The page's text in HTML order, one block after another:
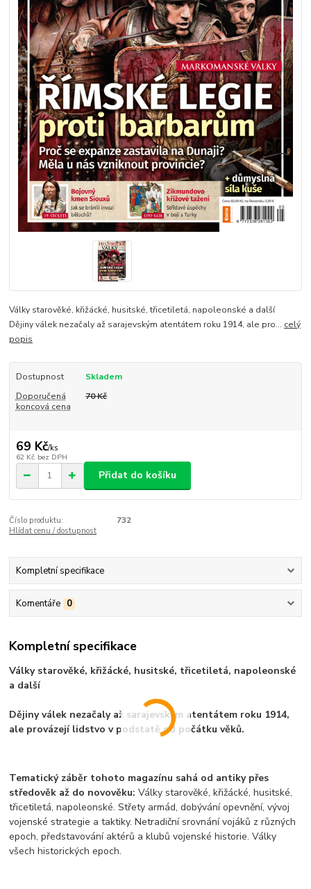
Války starověké, křižácké, husitské, třicetiletá, napoleonské a další
Dějiny válek nezačaly až sarajevským atentátem roku 1914, ale pro... celý
popis
Dostupnost
Skladem
Doporučená
koncová cena
70 Kč
69 Kč/ks
62 Kč bez DPH
Přidat do košíku
Číslo produktu:
732
Hlídat cenu / dostupnost
Kompletní specifikace
Komentáře 0
Kompletní specifikace
Války starověké, křižácké, husitské, třicetiletá, napoleonské
a další
Dějiny válek nezačaly až sarajevským atentátem roku 1914,
ale provázejí lidstvo v podstatě od počátku věků.
Tematický záběr tohoto magazínu sahá od antiky přes
středověk až do novověku: Války starověké, křižácké, husitské,
třicetiletá, napoleonské. Střety armád, dobývání opevnění, vývoj
vojenské strategie a taktiky. Netradiční srovnání vojáků z různých
epoch, představování aktérů a klubů vojenské historie. Války
všech historických epoch.